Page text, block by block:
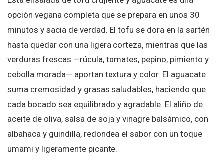
opción vegana completa que se prepara en unos 30
minutos y sacia de verdad. El tofu se dora en la sartén
hasta quedar con una ligera corteza, mientras que las
verduras frescas —rúcula, tomates, pepino, pimiento y
cebolla morada— aportan textura y color. El aguacate
suma cremosidad y grasas saludables, haciendo que
cada bocado sea equilibrado y agradable. El aliño de
aceite de oliva, salsa de soja y vinagre balsámico, con
albahaca y guindilla, redondea el sabor con un toque
umami y ligeramente picante.